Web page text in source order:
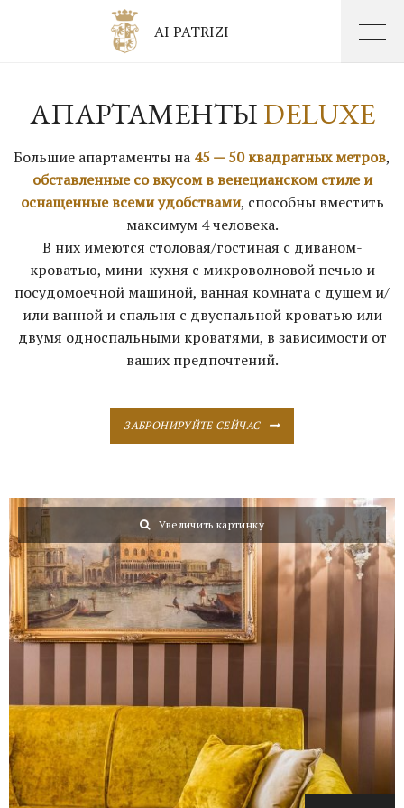
AI PATRIZI
АПАРТАМЕНТЫDELUXE
Большие апартаменты на 45 — 50 квадратных метров,
обставленные со вкусом в венецианском стиле и
оснащенные всеми удобствами, способны вместить
максимум 4 человека.
В них имеются столовая/гостиная с диваном-
кроватью, мини-кухня с микроволновой печью и
посудомоечной машиной, ванная комната с душем и/
или ванной и спальня с двуспальной кроватью или
двумя односпальными кроватями, в зависимости от
ваших предпочтений.
ЗАБРОНИРУЙТЕ СЕЙЧАС
Увеличить картинку